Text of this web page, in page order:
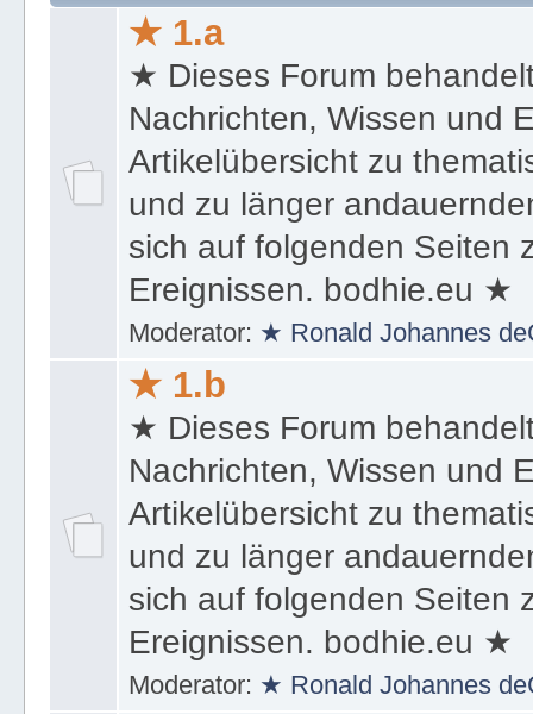
★ 1.a
★ Dieses Forum
Nachrichten, Wissen und
Artikelübersicht zu
und zu länger
sich auf folgenden Seiten
Ereignissen. bodhie.eu ★
Moderator: ★ Ronald Johannes
★ 1.b
★ Dieses Forum
Nachrichten, Wissen und
Artikelübersicht zu
und zu länger
sich auf folgenden Seiten
Ereignissen. bodhie.eu ★
Moderator: ★ Ronald Johannes